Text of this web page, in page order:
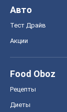
Авто
Тест Драйв
Акции
Food Oboz
Рецепты
Диеты